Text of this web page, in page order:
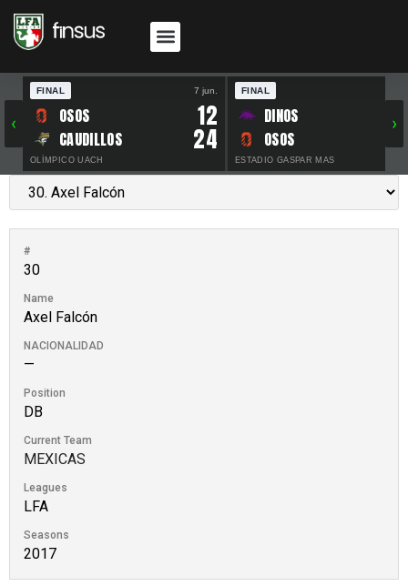
‹
FINAL 7 jun.
OSOS 12
CAUDILLOS 24
OLÍMPICO UACH
FINAL
DINOS
OSOS
ESTADIO GASPAR MAS
›
#
30
Name
Axel Falcón
NACIONALIDAD
—
Position
DB
Current Team
MEXICAS
Leagues
LFA
Seasons
2017